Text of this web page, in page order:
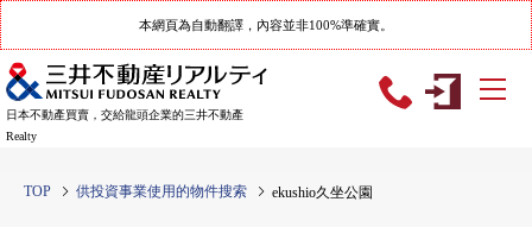
本網頁為自動翻譯，內容並非100%準確實。
日本不動產買賣，交給龍頭企業的三井不動產
Realty
TOP 供投資事業使用的物件搜索 ekushio久坐公園